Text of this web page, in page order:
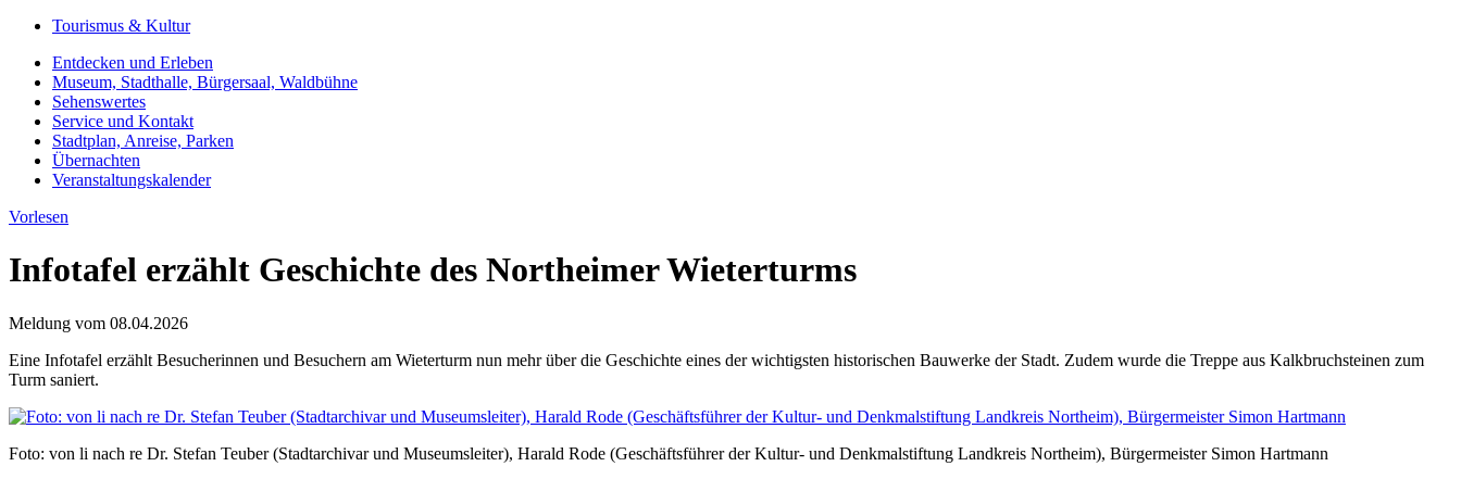
Tourismus & Kultur
Entdecken und Erleben
Museum, Stadthalle, Bürgersaal, Waldbühne
Sehenswertes
Service und Kontakt
Stadtplan, Anreise, Parken
Übernachten
Veranstaltungskalender
Vorlesen
Infotafel erzählt Geschichte des Northeimer Wieterturms
Meldung vom 08.04.2026
Eine Infotafel erzählt Besucherinnen und Besuchern am Wieterturm nun mehr über die Geschichte eines der wichtigsten historischen Bauwerke der Stadt. Zudem wurde die Treppe aus Kalkbruchsteinen zum
Turm saniert.
Foto: von li nach re Dr. Stefan Teuber (Stadtarchivar und Museumsleiter), Harald Rode (Geschäftsführer der Kultur- und Denkmalstiftung Landkreis Northeim), Bürgermeister Simon Hartmann